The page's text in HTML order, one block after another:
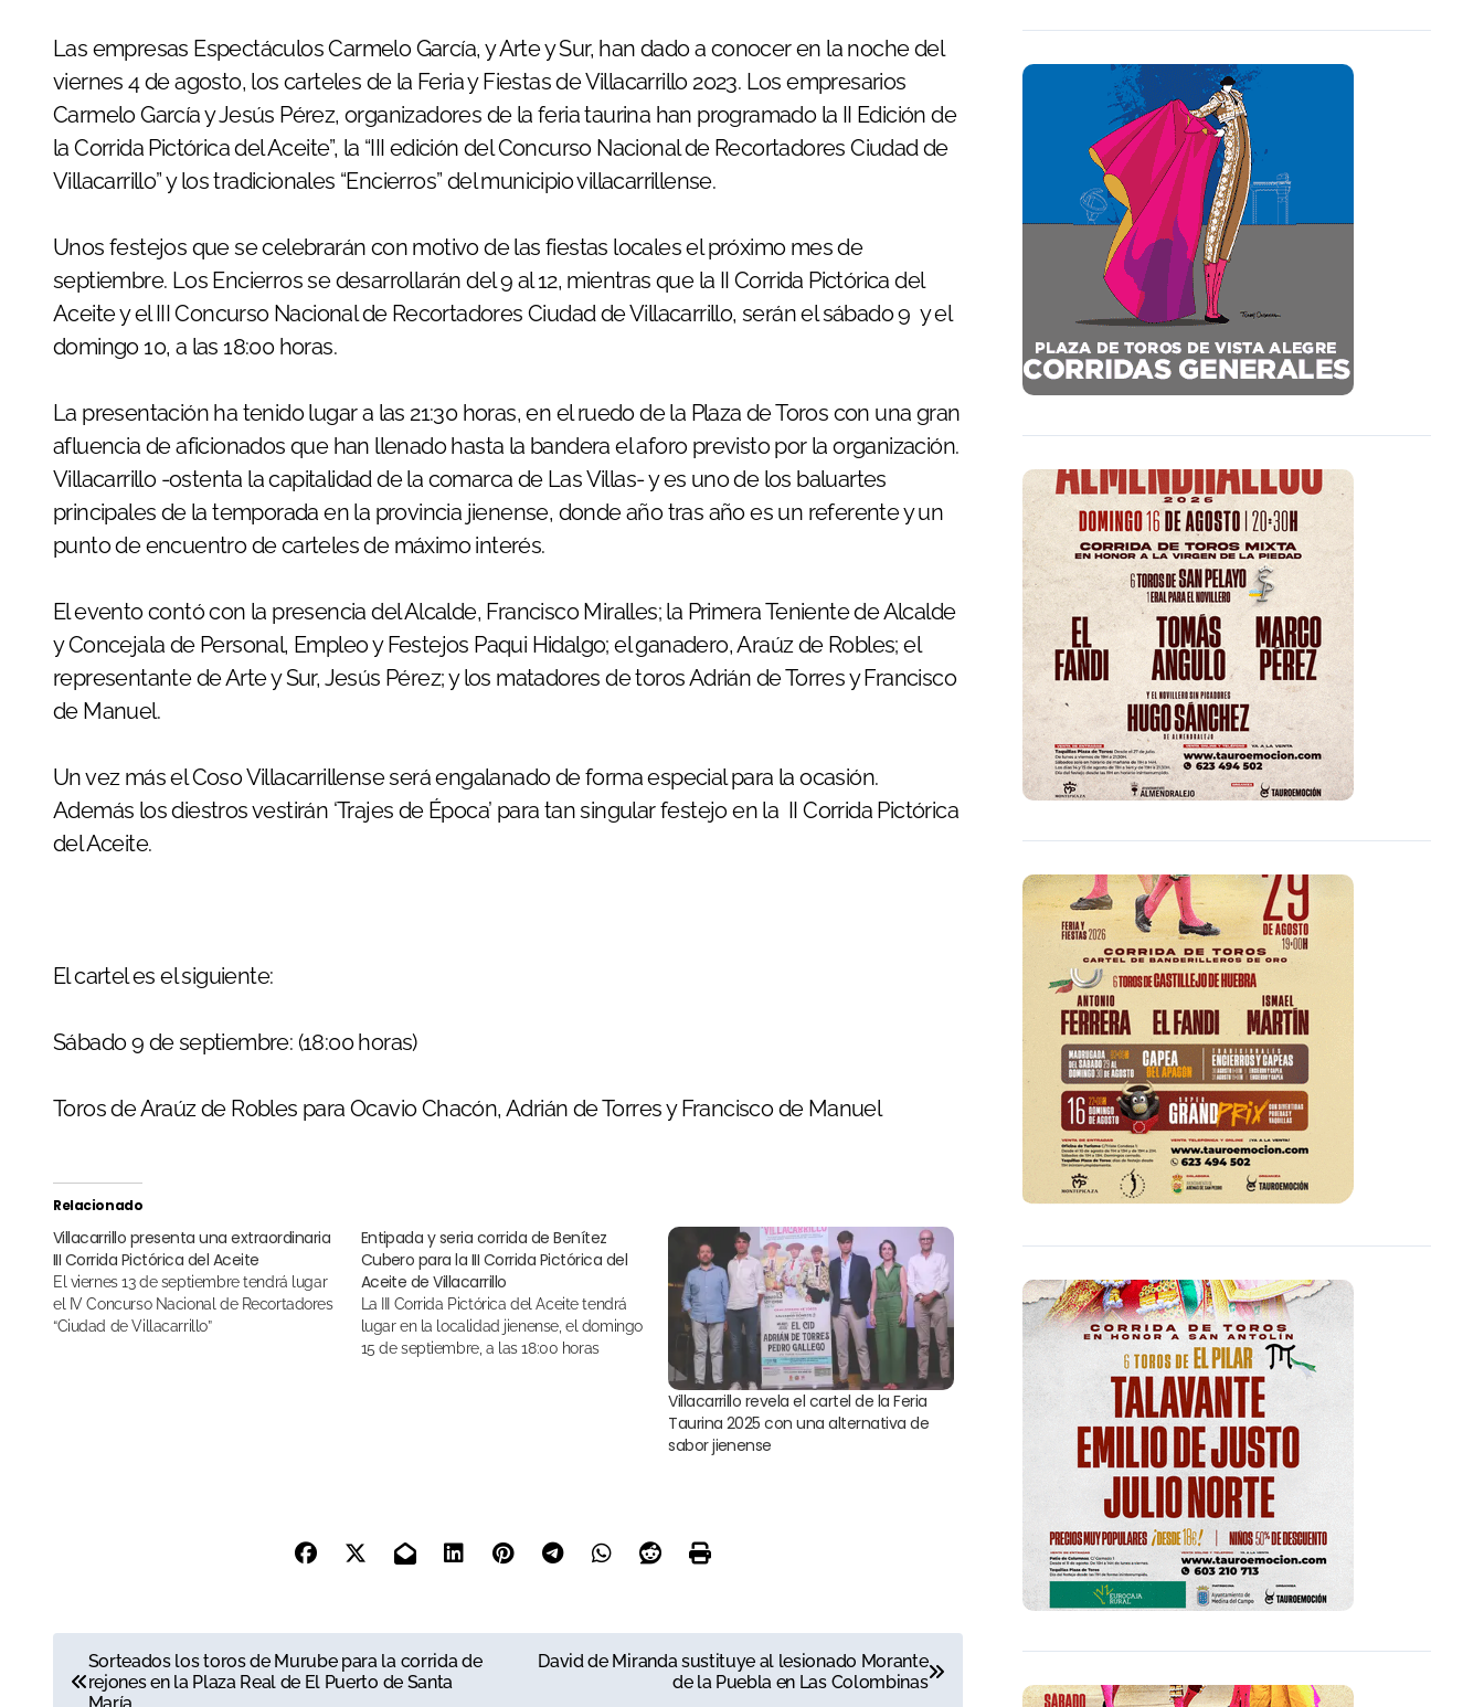
Las empresas Espectáculos Carmelo García, y Arte y Sur, han dado a conocer en la noche del
viernes 4 de agosto, los carteles de la Feria y Fiestas de Villacarrillo 2023. Los empresarios
Carmelo García y Jesús Pérez, organizadores de la feria taurina han programado la II Edición de
la Corrida Pictórica del Aceite”, la “III edición del Concurso Nacional de Recortadores Ciudad de
Villacarrillo” y los tradicionales “Encierros” del municipio villacarrillense.
Unos festejos que se celebrarán con motivo de las fiestas locales el próximo mes de
septiembre. Los Encierros se desarrollarán del 9 al 12, mientras que la II Corrida Pictórica del
Aceite y el III Concurso Nacional de Recortadores Ciudad de Villacarrillo, serán el sábado 9 y el
domingo 10, a las 18:00 horas.
La presentación ha tenido lugar a las 21:30 horas, en el ruedo de la Plaza de Toros con una gran
afluencia de aficionados que han llenado hasta la bandera el aforo previsto por la organización.
Villacarrillo -ostenta la capitalidad de la comarca de Las Villas- y es uno de los baluartes
principales de la temporada en la provincia jienense, donde año tras año es un referente y un
punto de encuentro de carteles de máximo interés.
El evento contó con la presencia del Alcalde, Francisco Miralles; la Primera Teniente de Alcalde
y Concejala de Personal, Empleo y Festejos Paqui Hidalgo; el ganadero, Araúz de Robles; el
representante de Arte y Sur, Jesús Pérez; y los matadores de toros Adrián de Torres y Francisco
de Manuel.
Un vez más el Coso Villacarrillense será engalanado de forma especial para la ocasión.
Además los diestros vestirán ‘Trajes de Época’ para tan singular festejo en la II Corrida Pictórica
del Aceite.
El cartel es el siguiente:
Sábado 9 de septiembre: (18:00 horas)
Toros de Araúz de Robles para Ocavio Chacón, Adrián de Torres y Francisco de Manuel
Relacionado
Villacarrillo presenta una extraordinaria
III Corrida Pictórica del Aceite
El viernes 13 de septiembre tendrá lugar
el IV Concurso Nacional de Recortadores
“Ciudad de Villacarrillo”
Entipada y seria corrida de Benítez
Cubero para la III Corrida Pictórica del
Aceite de Villacarrillo
La III Corrida Pictórica del Aceite tendrá
lugar en la localidad jienense, el domingo
15 de septiembre, a las 18:00 horas
Villacarrillo revela el cartel de la Feria
Taurina 2025 con una alternativa de
sabor jienense
Sorteados los toros de Murube para la corrida de
rejones en la Plaza Real de El Puerto de Santa
David de Miranda sustituye al lesionado Morante
de la Puebla en Las Colombinas